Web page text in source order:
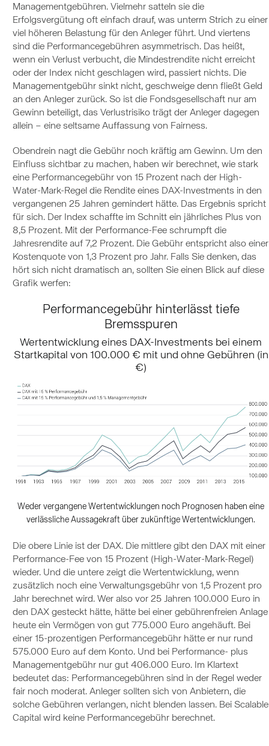
Managementgebühren. Vielmehr satteln sie die
Erfolgsvergütung oft einfach drauf, was unterm Strich zu einer
viel höheren Belastung für den Anleger führt. Und viertens
sind die Performancegebühren asymmetrisch. Das heißt,
wenn ein Verlust verbucht, die Mindestrendite nicht erreicht
oder der Index nicht geschlagen wird, passiert nichts. Die
Managementgebühr sinkt nicht, geschweige denn fließt Geld
an den Anleger zurück. So ist die Fondsgesellschaft nur am
Gewinn beteiligt, das Verlustrisiko trägt der Anleger dagegen
allein – eine seltsame Auffassung von Fairness.
Obendrein nagt die Gebühr noch kräftig am Gewinn. Um den
Einfluss sichtbar zu machen, haben wir berechnet, wie stark
eine Performancegebühr von 15 Prozent nach der High-
Water-Mark-Regel die Rendite eines DAX-Investments in den
vergangenen 25 Jahren gemindert hätte. Das Ergebnis spricht
für sich. Der Index schaffte im Schnitt ein jährliches Plus von
8,5 Prozent. Mit der Performance-Fee schrumpft die
Jahresrendite auf 7,2 Prozent. Die Gebühr entspricht also einer
Kostenquote von 1,3 Prozent pro Jahr. Falls Sie denken, das
hört sich nicht dramatisch an, sollten Sie einen Blick auf diese
Grafik werfen:
Performancegebühr hinterlässt tiefe
Bremsspuren
Wertentwicklung eines DAX-Investments bei einem
Startkapital von 100.000 € mit und ohne Gebühren (in
€)
Weder vergangene Wertentwicklungen noch Prognosen haben eine
verlässliche Aussagekraft über zukünftige Wertentwicklungen.
Die obere Linie ist der DAX. Die mittlere gibt den DAX mit einer
Performance-Fee von 15 Prozent (High-Water-Mark-Regel)
wieder. Und die untere zeigt die Wertentwicklung, wenn
zusätzlich noch eine Verwaltungsgebühr von 1,5 Prozent pro
Jahr berechnet wird. Wer also vor 25 Jahren 100.000 Euro in
den DAX gesteckt hätte, hätte bei einer gebührenfreien Anlage
heute ein Vermögen von gut 775.000 Euro angehäuft. Bei
einer 15-prozentigen Performancegebühr hätte er nur rund
575.000 Euro auf dem Konto. Und bei Performance- plus
Managementgebühr nur gut 406.000 Euro. Im Klartext
bedeutet das: Performancegebühren sind in der Regel weder
fair noch moderat. Anleger sollten sich von Anbietern, die
solche Gebühren verlangen, nicht blenden lassen. Bei Scalable
Capital wird keine Performancegebühr berechnet.